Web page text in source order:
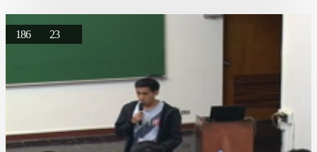
186 23